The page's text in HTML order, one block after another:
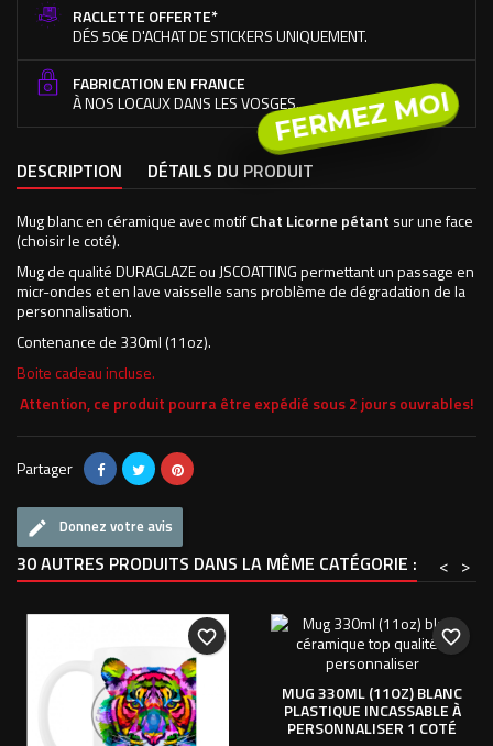
RACLETTE OFFERTE*
DÉS 50€ D'ACHAT DE STICKERS UNIQUEMENT.
FABRICATION EN FRANCE
À NOS LOCAUX DANS LES VOSGES.
DESCRIPTION DÉTAILS DU PRODUIT
Mug blanc en céramique avec motifChat Licorne pétant sur une face
(choisir le coté).
Mug de qualité DURAGLAZE ou JSCOATTING permettant un passage en
micr-ondes et en lave vaisselle sans problème de dégradation de la
personnalisation.
Contenance de 330ml (11oz).
Boite cadeau incluse.
Attention, ce produit pourra être expédié sous 2 jours ouvrables!
Partager
Donnez votre avis
30 AUTRES PRODUITS DANS LA MÊME CATÉGORIE : >
<
favorite_border
MUG 330ML (11OZ) BLANC
PLASTIQUE INCASSABLE À
PERSONNALISER 1 COTÉ
favorite_border
FERMEZ MOI